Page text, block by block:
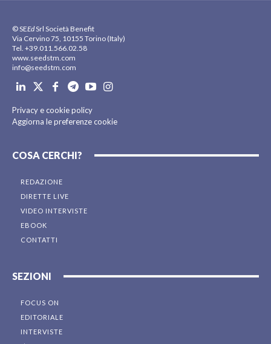
© SEEdSrl Società Benefit
Via Cervino 75, 10155 Torino (Italy)
Tel. +39.011.566.02.58
www.seedstm.com
info@seedstm.com
Privacy e cookie policy
Aggiorna le preferenze cookie
COSA CERCHI?
REDAZIONE
DIRETTE LIVE
VIDEO INTERVISTE
EBOOK
CONTATTI
SEZIONI
FOCUS ON
EDITORIALE
INTERVISTE